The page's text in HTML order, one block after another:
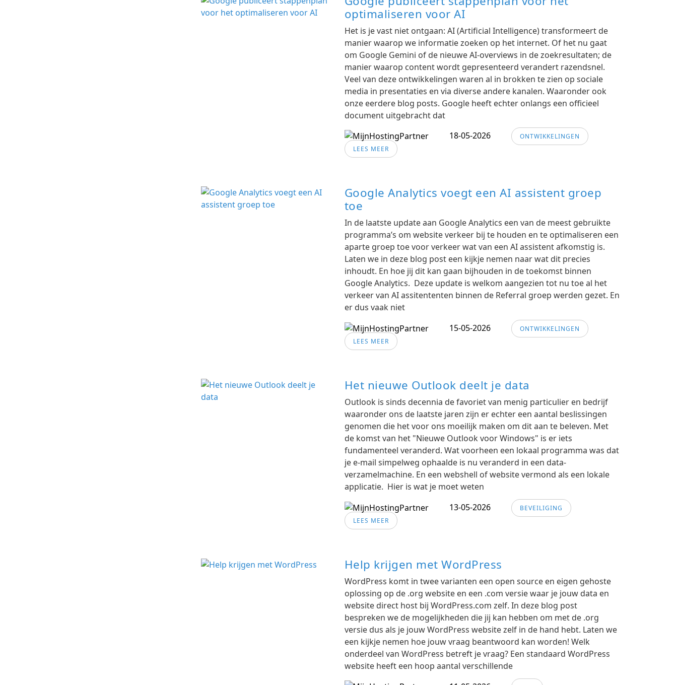
optimaliseren voor AI
Het is je vast niet ontgaan: AI (Artificial Intelligence) transformeert de
manier waarop we informatie zoeken op het internet. Of het nu gaat
om Google Gemini of de nieuwe AI-overviews in de zoekresultaten; de
manier waarop content wordt gepresenteerd verandert razendsnel.
Veel van deze ontwikkelingen waren al in brokken te zien op sociale
media in presentaties en via diverse andere kanalen. Waaronder ook
onze eerdere blog posts. Google heeft echter onlangs een officieel
document uitgebracht dat
18-05-2026
ONTWIKKELINGEN
LEES MEER
Google Analytics voegt een AI assistent groep
toe
In de laatste update aan Google Analytics een van de meest gebruikte
programma’s om website verkeer bij te houden en te optimaliseren een
aparte groep toe voor verkeer wat van een AI assistent afkomstig is.
Laten we in deze blog post een kijkje nemen naar wat dit precies
inhoudt. En hoe jij dit kan gaan bijhouden in de toekomst binnen
Google Analytics. Deze update is welkom aangezien tot nu toe al het
verkeer van AI assitententen binnen de Referral groep werden gezet. En
er dus vaak niet
15-05-2026
ONTWIKKELINGEN
LEES MEER
Het nieuwe Outlook deelt je data
Outlook is sinds decennia de favoriet van menig particulier en bedrijf
waaronder ons de laatste jaren zijn er echter een aantal beslissingen
genomen die het voor ons moeilijk maken om dit aan te beleven. Met
de komst van het "Nieuwe Outlook voor Windows" is er iets
fundamenteel veranderd. Wat voorheen een lokaal programma was dat
je e-mail simpelweg ophaalde is nu veranderd in een data-
verzamelmachine. En een webshell of website vermond als een lokale
applicatie. Hier is wat je moet weten
13-05-2026
BEVEILIGING
LEES MEER
Help krijgen met WordPress
WordPress komt in twee varianten een open source en eigen gehoste
oplossing op de .org website en een .com versie waar je jouw data en
website direct host bij WordPress.com zelf. In deze blog post
bespreken we de mogelijkheden die jij kan hebben om met de .org
versie dus als je jouw WordPress website zelf in de hand hebt. Laten we
een kijkje nemen hoe jouw vraag beantwoord kan worden! Welk
onderdeel van WordPress betreft je vraag? Een standaard WordPress
website heeft een hoop aantal verschillende